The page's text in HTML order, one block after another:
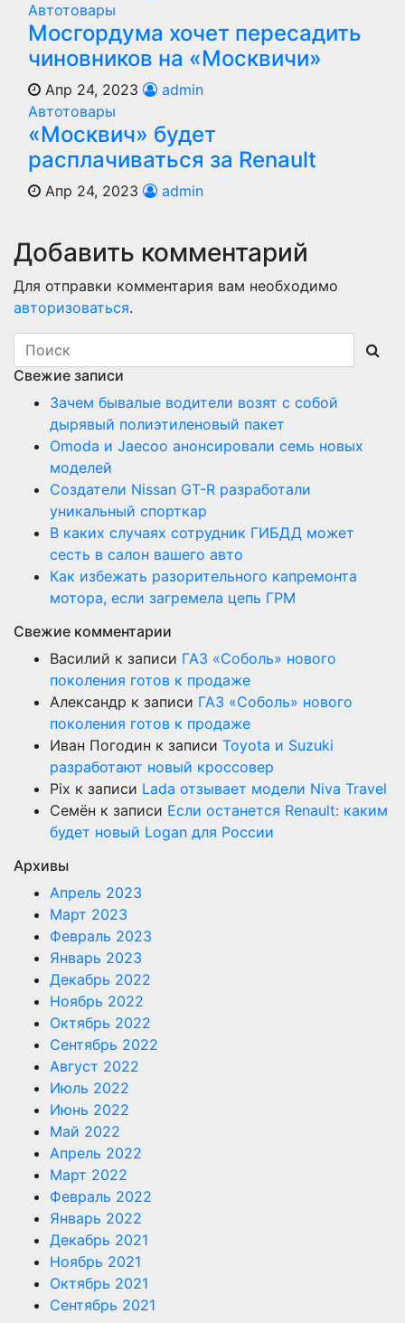
Автотовары
Мосгордума хочет пересадить
чиновников на «Москвичи»
Апр 24, 2023
admin
Автотовары
«Москвич» будет
расплачиваться за Renault
Апр 24, 2023 admin
Добавить комментарий
Для отправки комментария вам необходимо
авторизоваться.
Свежие записи
Зачем бывалые водители возят с собой
дырявый полиэтиленовый пакет
Оmoda и Jaecoo анонсировали семь новых
моделей
Создатели Nissan GT-R разработали
уникальный спорткар
В каких случаях сотрудник ГИБДД может
сесть в салон вашего авто
Как избежать разорительного капремонта
мотора, если загремела цепь ГРМ
Свежие комментарии
Василий к записи ГАЗ «Соболь» нового
поколения готов к продаже
Александр к записи ГАЗ «Соболь» нового
поколения готов к продаже
Иван Погодин к записи Toyota и Suzuki
разработают новый кроссовер
Pix к записи Lada отзывает модели Niva Travel
Семён к записи Если останется Renault: каким
будет новый Logan для России
Архивы
Апрель 2023
Март 2023
Февраль 2023
Январь 2023
Декабрь 2022
Ноябрь 2022
Октябрь 2022
Сентябрь 2022
Август 2022
Июль 2022
Июнь 2022
Май 2022
Апрель 2022
Март 2022
Февраль 2022
Январь 2022
Декабрь 2021
Ноябрь 2021
Октябрь 2021
Сентябрь 2021